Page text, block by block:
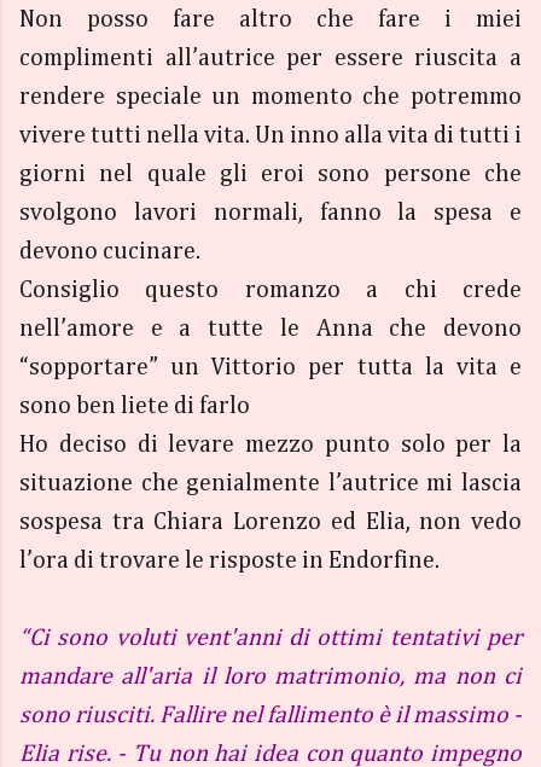
Non posso fare altro che fare i miei
complimenti all’autrice per essere riuscita a
rendere speciale un momento che potremmo
vivere tutti nella vita. Un inno alla vita di tutti i
giorni nel quale gli eroi sono persone che
svolgono lavori normali, fanno la spesa e
devono cucinare.
Consiglio questo romanzo a chi crede
nell’amore e a tutte le Anna che devono
“sopportare” un Vittorio per tutta la vita e
sono ben liete di farlo
Ho deciso di levare mezzo punto solo per la
situazione che genialmente l’autrice mi lascia
sospesa tra Chiara Lorenzo ed Elia, non vedo
l’ora di trovare le risposte in Endorfine.
“Ci sono voluti vent'anni di ottimi tentativi per
mandare all'aria il loro matrimonio, ma non ci
sono riusciti. Fallire nel fallimento è il massimo -
Elia rise. - Tu non hai idea con quanto impegno